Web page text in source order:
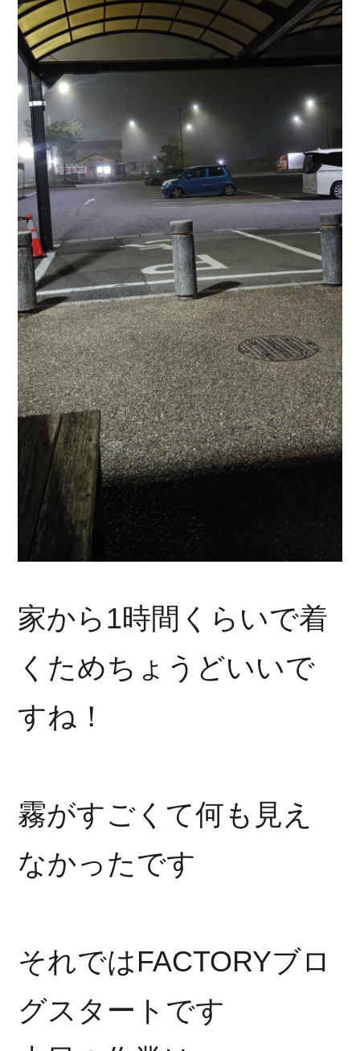
家から1時間くらいで着
くためちょうどいいで
すね！
霧がすごくて何も見え
なかったです
それではFACTORYブロ
グスタートです